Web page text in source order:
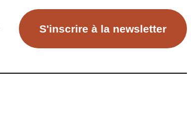
S'inscrire à la newsletter